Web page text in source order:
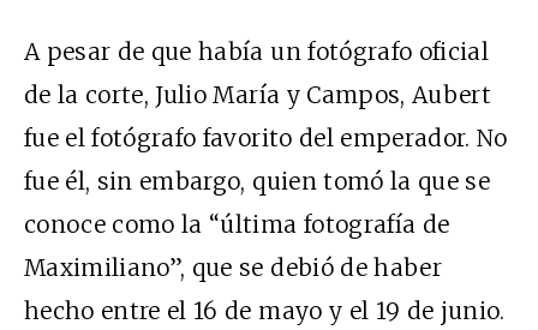
A pesar de que había un fotógrafo oficial
de la corte, Julio María y Campos, Aubert
fue el fotógrafo favorito del emperador. No
fue él, sin embargo, quien tomó la que se
conoce como la “última fotografía de
Maximiliano”, que se debió de haber
hecho entre el 16 de mayo y el 19 de junio.